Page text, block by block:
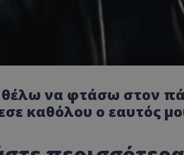
να φτάσω στον
καθόλου ο εαυτός